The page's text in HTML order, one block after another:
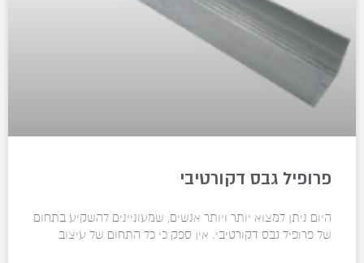
פרופיל גבס דקורטיבי
היום ניתן למצוא יותר ויותר אנשים, שמעוניינים להשקיע בתחום
של פרופיל גבס דקורטיבי. אין ספק כי כל התחום של עיצוב